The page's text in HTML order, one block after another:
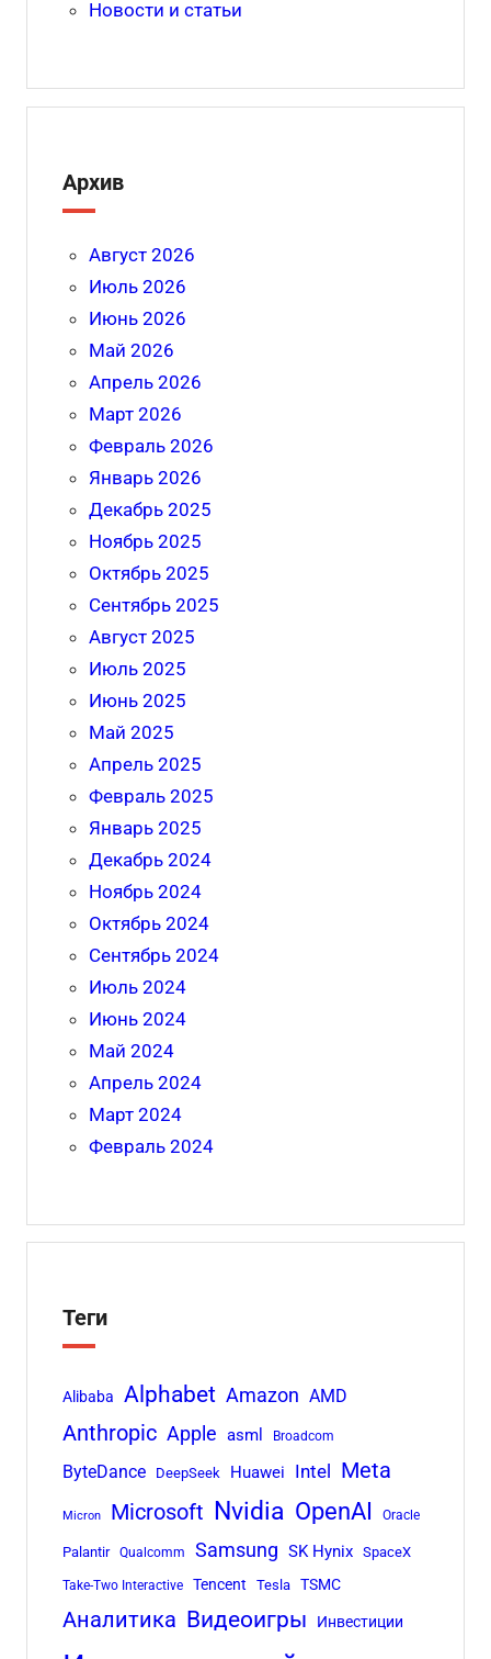
Новости и статьи
Архив
Август 2026
Июль 2026
Июнь 2026
Май 2026
Апрель 2026
Март 2026
Февраль 2026
Январь 2026
Декабрь 2025
Ноябрь 2025
Октябрь 2025
Сентябрь 2025
Август 2025
Июль 2025
Июнь 2025
Май 2025
Апрель 2025
Февраль 2025
Январь 2025
Декабрь 2024
Ноябрь 2024
Октябрь 2024
Сентябрь 2024
Июль 2024
Июнь 2024
Май 2024
Апрель 2024
Март 2024
Февраль 2024
Теги
Alibaba Alphabet Amazon AMD
Anthropic Apple asml Broadcom
ByteDance DeepSeek Huawei Intel Meta
Micron Microsoft Nvidia OpenAI Oracle
Palantir Qualcomm Samsung SK Hynix SpaceX
Take-Two Interactive Tencent Tesla TSMC
Аналитика Видеоигры Инвестиции